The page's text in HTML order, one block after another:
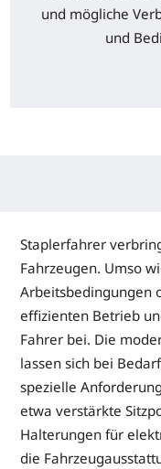
und mögliche
und
Staplerfahrer
Fahrzeugen. Umso
Arbeitsbedingungen
effizienten Betrieb
Fahrer bei. Die
lassen sich bei
spezielle
etwa verstärkte
Halterungen für
die